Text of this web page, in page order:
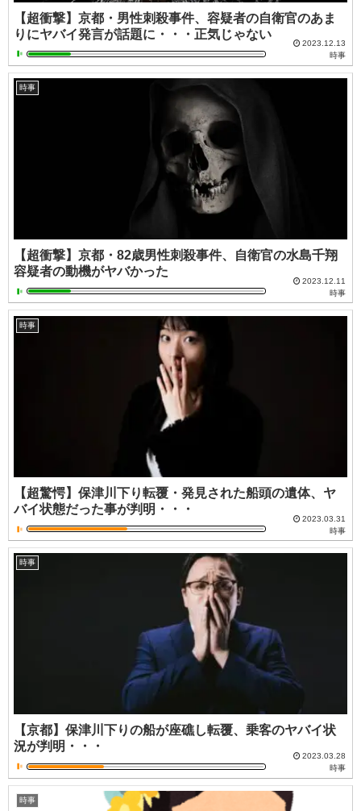
【超衝撃】京都・男性刺殺事件、容疑者の自衛官のあま
りにヤバイ発言が話題に・・・正気じゃない
2023.12.13
時事
時事
【超衝撃】京都・82歳男性刺殺事件、自衛官の水島千翔
容疑者の動機がヤバかった
2023.12.11
時事
時事
【超驚愕】保津川下り転覆・発見された船頭の遺体、ヤ
バイ状態だった事が判明・・・
2023.03.31
時事
時事
【京都】保津川下りの船が座礁し転覆、乗客のヤバイ状
況が判明・・・
2023.03.28
時事
時事